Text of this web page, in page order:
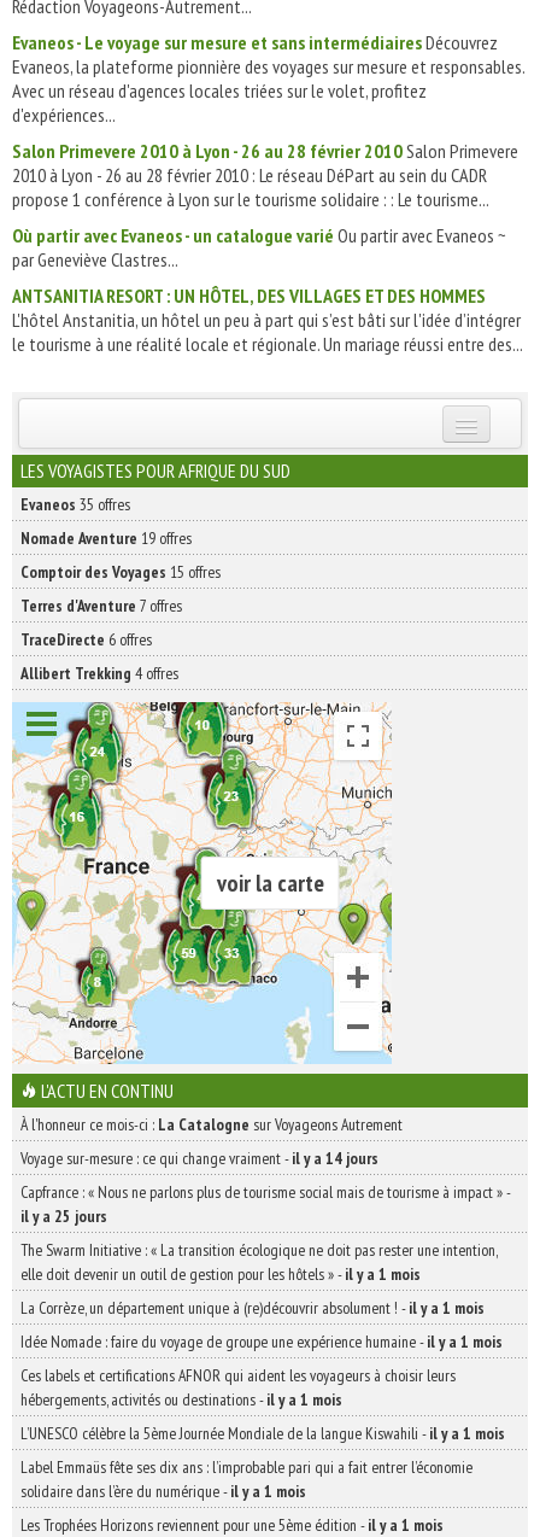
Rédaction Voyageons-Autrement...
Evaneos - Le voyage sur mesure et sans intermédiairesDécouvrez
Evaneos, la plateforme pionnière des voyages sur mesure et responsables.
Avec un réseau d'agences locales triées sur le volet, profitez
d'expériences...
Salon Primevere 2010 à Lyon - 26 au 28 février 2010Salon Primevere
2010 à Lyon - 26 au 28 février 2010 : Le réseau DéPart au sein du CADR
propose 1 conférence à Lyon sur le tourisme solidaire : : Le tourisme...
Où partir avec Evaneos - un catalogue varié Ou partir avec Evaneos ~
par Geneviève Clastres...
ANTSANITIA RESORT : UN HÔTEL, DES VILLAGES ET DES HOMMES
L'hôtel Anstanitia, un hôtel un peu à part qui s’est bâti sur l'idée d’intégrer
le tourisme à une réalité locale et régionale. Un mariage réussi entre des...
INSCRIVEZ-VOUS | ABONNEZ-VOUS
LES VOYAGISTES POUR AFRIQUE DU SUD
Evaneos 35 offres
Nomade Aventure 19 offres
Comptoir des Voyages 15 offres
Terres d'Aventure 7 offres
TraceDirecte 6 offres
Allibert Trekking 4 offres
voir la carte
L'ACTU EN CONTINU
À l'honneur ce mois-ci : La Catalogne sur Voyageons Autrement
Voyage sur-mesure : ce qui change vraiment-il y a 14 jours
Capfrance : « Nous ne parlons plus de tourisme social mais de tourisme à impact »-
il y a 25 jours
The Swarm Initiative : « La transition écologique ne doit pas rester une intention,
elle doit devenir un outil de gestion pour les hôtels »-il y a 1 mois
La Corrèze, un département unique à (re)découvrir absolument ! -il y a 1 mois
Idée Nomade : faire du voyage de groupe une expérience humaine-il y a 1 mois
Ces labels et certifications AFNOR qui aident les voyageurs à choisir leurs
hébergements, activités ou destinations-il y a 1 mois
L’UNESCO célèbre la 5ème Journée Mondiale de la langue Kiswahili -il y a 1 mois
Label Emmaüs fête ses dix ans : l’improbable pari qui a fait entrer l’économie
solidaire dans l’ère du numérique-il y a 1 mois
Les Trophées Horizons reviennent pour une 5ème édition -il y a 1 mois